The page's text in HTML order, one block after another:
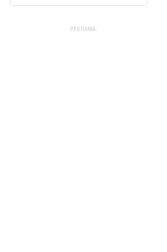
РЕКЛАМА: